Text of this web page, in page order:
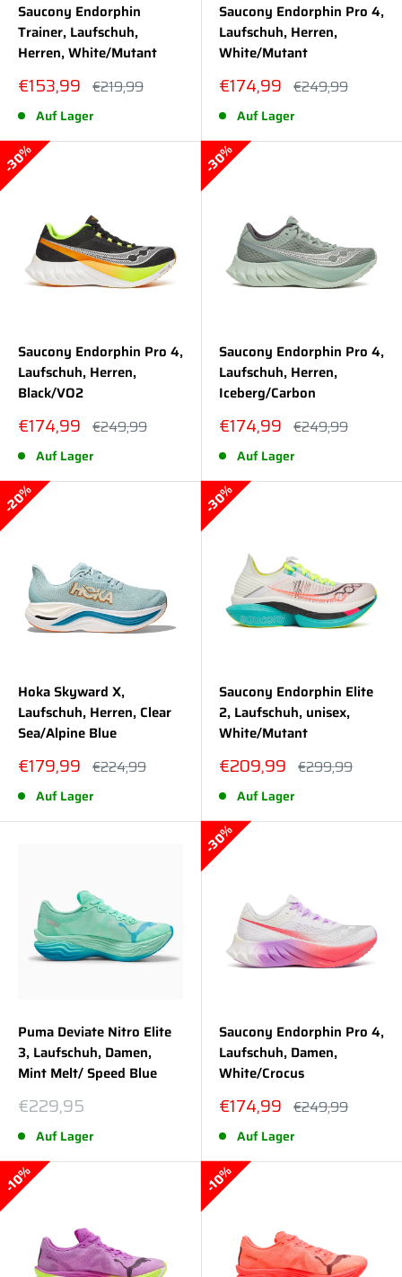
Saucony Endorphin
Trainer, Laufschuh,
Herren, White/Mutant
Sonderpreis
€153,99 Normalpreis
€219,99
Auf Lager
Saucony Endorphin Pro 4,
Laufschuh, Herren,
White/Mutant
Sonderpreis
€174,99 Normalpreis
€249,99
Auf Lager
30%
Saucony Endorphin Pro 4,
Laufschuh, Herren,
Black/VO2
Sonderpreis
€174,99 Normalpreis
€249,99
Auf Lager
30%
Saucony Endorphin Pro 4,
Laufschuh, Herren,
Iceberg/Carbon
Sonderpreis
€174,99 Normalpreis
€249,99
Auf Lager
20%
Hoka Skyward X,
Laufschuh, Herren, Clear
Sea/Alpine Blue
Sonderpreis
€179,99 Normalpreis
€224,99
Auf Lager
30%
Saucony Endorphin Elite
2, Laufschuh, unisex,
White/Mutant
Sonderpreis
€209,99 Normalpreis
€299,99
Auf Lager
Puma Deviate Nitro Elite
3, Laufschuh, Damen,
Mint Melt/ Speed Blue
Sonderpreis
€229,95
Auf Lager
30%
Saucony Endorphin Pro 4,
Laufschuh, Damen,
White/Crocus
Sonderpreis
€174,99 Normalpreis
€249,99
Auf Lager
10% 10%